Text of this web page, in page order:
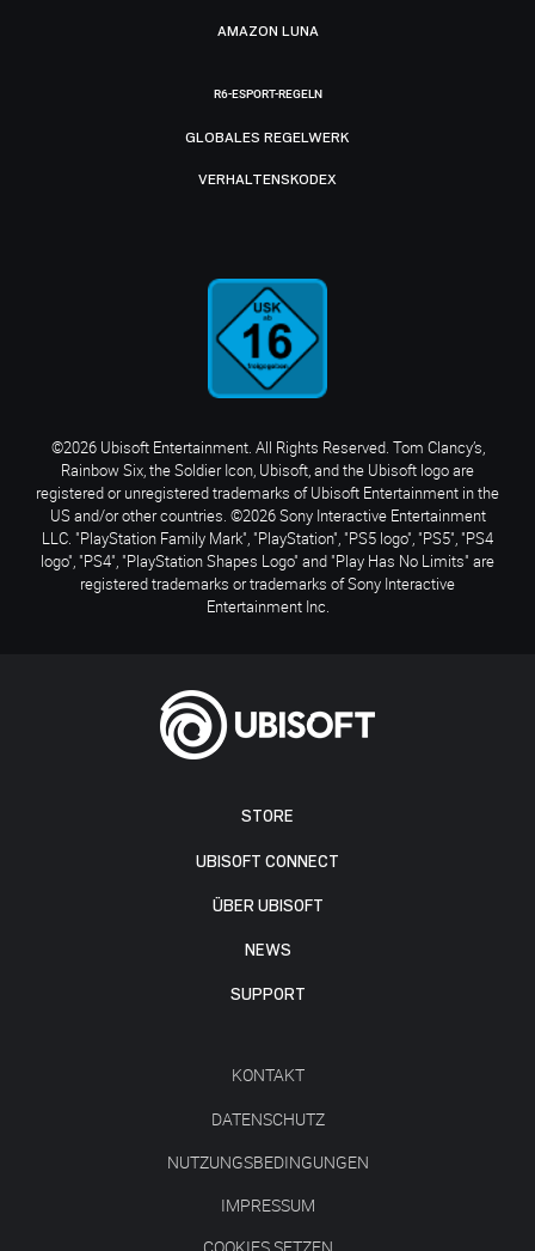
STORE
UBISOFT CONNECT
ÜBER UBISOFT
NEWS
SUPPORT
KONTAKT
DATENSCHUTZ
NUTZUNGSBEDINGUNGEN
IMPRESSUM
AMAZON LUNA
R6-ESPORT-REGELN
GLOBALES REGELWERK
VERHALTENSKODEX
©2026 Ubisoft Entertainment. All Rights Reserved. Tom Clancy’s,
Rainbow Six, the Soldier Icon, Ubisoft, and the Ubisoft logo are
registered or unregistered trademarks of Ubisoft Entertainment in the
US and/or other countries. ©2026 Sony Interactive Entertainment
LLC. "PlayStation Family Mark", "PlayStation", "PS5 logo", "PS5", "PS4
logo", "PS4", "PlayStation Shapes Logo" and "Play Has No Limits" are
registered trademarks or trademarks of Sony Interactive
Entertainment Inc.